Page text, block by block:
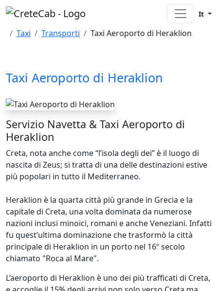
It
Home
Taxi Transporti Taxi Aeroporto di Heraklion
Taxi Aeroporto di Heraklion
Servizio Navetta & Taxi Aeroporto di
Heraklion
Creta, nota anche come “l’isola degli dei” è il luogo di
nascita di Zeus; si tratta di una delle destinazioni estive
più popolari in tutto il Mediterraneo.
Heraklion è la quarta città più grande in Grecia e la
capitale di Creta, una volta dominata da numerose
nazioni inclusi minoici, romani e anche Veneziani. Infatti
fu quest’ultima dominazione che trasformò la città
principale di Heraklion in un porto nel 16º secolo
chiamato "Roca al Mare".
L’aeroporto di Heraklion è uno dei più trafficati di Creta,